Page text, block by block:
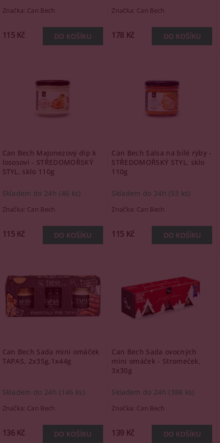
Značka: Can Bech
115 Kč
Značka: Can Bech
178 Kč
Can Bech Majonezový dip k
lososovi - STŘEDOMOŘSKÝ
STYL, sklo 110g
Skladem do 24h (46 ks)
Značka: Can Bech
115 Kč
Can Bech Salsa na bílé rýby -
STŘEDOMOŘSKÝ STYL, sklo
110g
Skladem do 24h (53 ks)
Značka: Can Bech
115 Kč
Can Bech Sada mini omáček
TAPAS, 2x35g,1x44g
Skladem do 24h (146 ks)
Značka: Can Bech
136 Kč
Can Bech Sada ovocných
mini omáček - Stromeček,
3x30g
Skladem do 24h (388 ks)
Značka: Can Bech
139 Kč